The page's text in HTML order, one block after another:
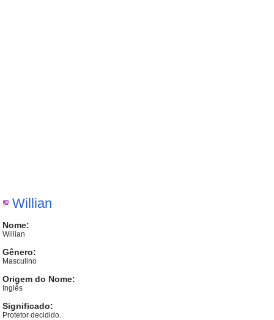
Willian
Nome:
Willian
Gênero:
Masculino
Origem do Nome:
Inglês
Significado:
Protetor decidido.